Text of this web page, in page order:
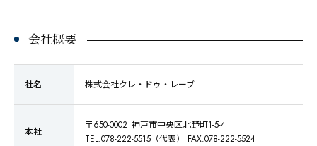
会社概要
社名 株式会社クレ・ドゥ・レーブ
本社
〒650-0002 神戸市中央区北野町1-5-4
TEL.078-222-5515（代表） FAX.078-222-5524